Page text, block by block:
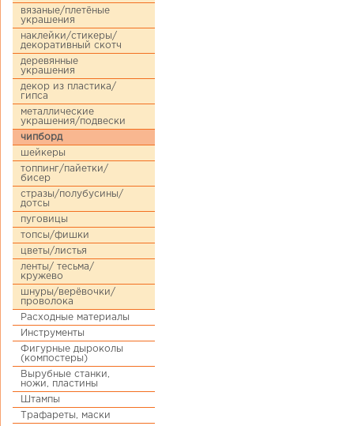
вязаные/плетёные
украшения
наклейки/стикеры/
декоративный скотч
деревянные
украшения
декор из пластика/
гипса
металлические
украшения/подвески
чипборд
шейкеры
топпинг/пайетки/
бисер
стразы/полубусины/
дотсы
пуговицы
топсы/фишки
цветы/листья
ленты/ тесьма/
кружево
шнуры/верёвочки/
проволока
Расходные материалы
Инструменты
Фигурные дыроколы
(компостеры)
Вырубные станки,
ножи, пластины
Штампы
Трафареты, маски